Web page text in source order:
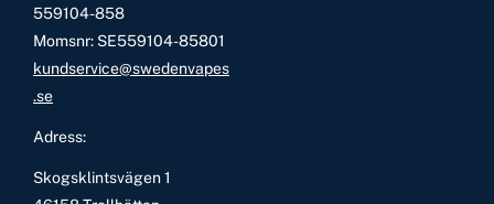
559104-858
Momsnr: SE559104-85801
kundservice@swedenvapes
.se
Adress:
Skogsklintsvägen 1